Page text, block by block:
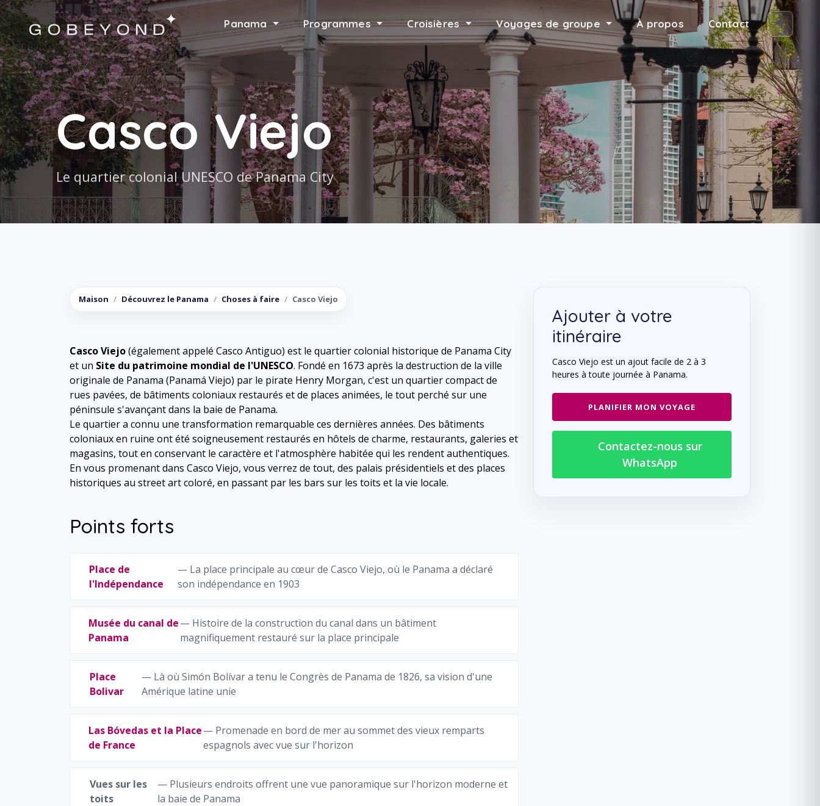
Panama Programmes Croisières Voyages de groupe À propos Contact
Casco Viejo
Le quartier colonial UNESCO de Panama City
Maison Découvrez le Panama Choses à faire Casco Viejo
Casco Viejo(également appelé Casco Antiguo) est le quartier colonial historique de Panama City
et un Site du patrimoine mondial de l'UNESCO. Fondé en 1673 après la destruction de la ville
originale de Panama (Panamá Viejo) par le pirate Henry Morgan, c'est un quartier compact de
rues pavées, de bâtiments coloniaux restaurés et de places animées, le tout perché sur une
péninsule s'avançant dans la baie de Panama.
Le quartier a connu une transformation remarquable ces dernières années. Des bâtiments
coloniaux en ruine ont été soigneusement restaurés en hôtels de charme, restaurants, galeries et
magasins, tout en conservant le caractère et l'atmosphère habitée qui les rendent authentiques.
En vous promenant dans Casco Viejo, vous verrez de tout, des palais présidentiels et des places
historiques au street art coloré, en passant par les bars sur les toits et la vie locale.
Points forts
Place de
l'Indépendance
— La place principale au cœur de Casco Viejo, où le Panama a déclaré
son indépendance en 1903
Musée du canal de
Panama
— Histoire de la construction du canal dans un bâtiment
magnifiquement restauré sur la place principale
Place
Bolivar
— Là où Simón Bolívar a tenu le Congrès de Panama de 1826, sa vision d'une
Amérique latine unie
Las Bóvedas et la Place
de France
— Promenade en bord de mer au sommet des vieux remparts
espagnols avec vue sur l'horizon
Vues sur les
toits
— Plusieurs endroits offrent une vue panoramique sur l'horizon moderne et
la baie de Panama
Ajouter à votre
itinéraire
Casco Viejo est un ajout facile de 2 à 3
heures à toute journée à Panama.
PLANIFIER MON VOYAGE
Contactez-nous sur
WhatsApp